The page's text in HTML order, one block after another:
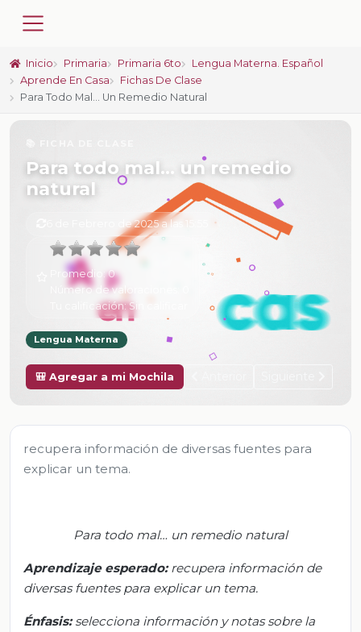
Inicio Primaria Primaria 6to
Lengua Materna. Español
Aprende En Casa
Fichas De Clase
Para Todo Mal… Un Remedio Natural
Para todo mal… un remedio
natural
6 de Febrero de 2025 a las 15:55
Promedio:0
Número de valoraciones:
Tu calificación:Sin calificar
Lengua Materna
🎒 Agregar a mi Mochila
recupera información de diversas fuentes para
explicar un tema.
Para todo mal… un remedio natural
Aprendizaje esperado: recupera información de
diversas fuentes para explicar un tema.
Énfasis: selecciona información y notas sobre la